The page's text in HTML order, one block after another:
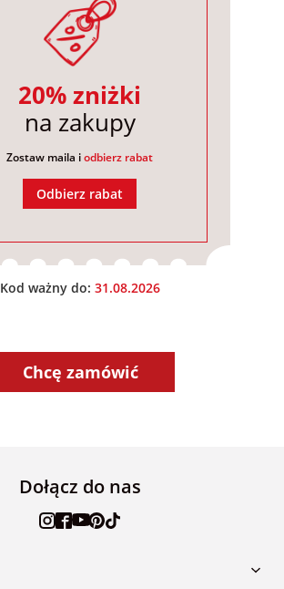
20% zniżki
na zakupy
Zostaw maila iodbierz rabat
Odbierz rabat
Kod ważny do: 31.08.2026
Chcę zamówić
Dołącz do nas